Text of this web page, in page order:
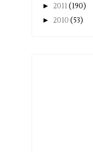
► 2011(190)
► 2010 (53)